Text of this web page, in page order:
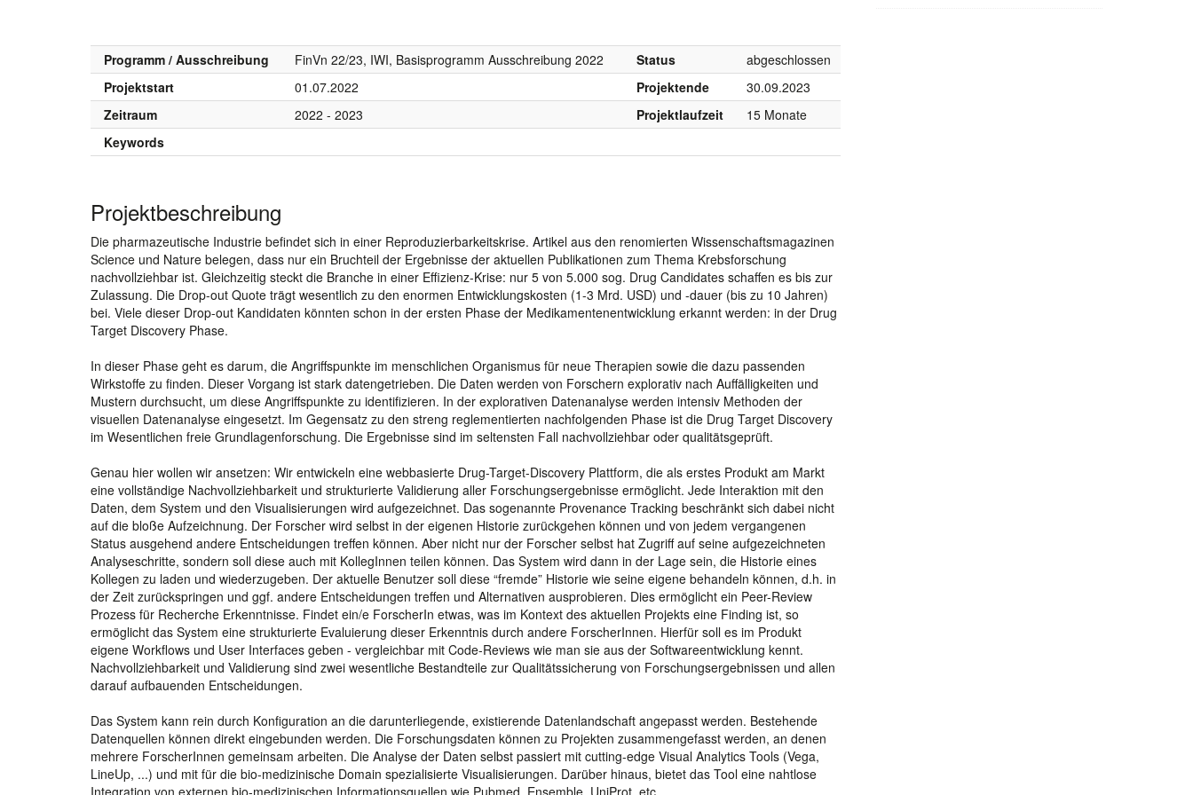
Programm / Ausschreibung FinVn 22/23, IWI, Basisprogramm Ausschreibung 2022 Status
abgeschlossen
Projektstart
01.07.2022 Projektende
30.09.2023
Zeitraum
2022 - 2023 Projektlaufzeit
15 Monate
Keywords
Projektbeschreibung
Die pharmazeutische Industrie befindet sich in einer Reproduzierbarkeitskrise. Artikel aus den renomierten Wissenschaftsmagazinen
Science und Nature belegen, dass nur ein Bruchteil der Ergebnisse der aktuellen Publikationen zum Thema Krebsforschung
nachvollziehbar ist. Gleichzeitig steckt die Branche in einer Effizienz-Krise: nur 5 von 5.000 sog. Drug Candidates schaffen es bis zur
Zulassung. Die Drop-out Quote trägt wesentlich zu den enormen Entwicklungskosten (1-3 Mrd. USD) und -dauer (bis zu 10 Jahren)
bei. Viele dieser Drop-out Kandidaten könnten schon in der ersten Phase der Medikamentenentwicklung erkannt werden: in der Drug
Target Discovery Phase.
In dieser Phase geht es darum, die Angriffspunkte im menschlichen Organismus für neue Therapien sowie die dazu passenden
Wirkstoffe zu finden. Dieser Vorgang ist stark datengetrieben. Die Daten werden von Forschern explorativ nach Auffälligkeiten und
Mustern durchsucht, um diese Angriffspunkte zu identifizieren. In der explorativen Datenanalyse werden intensiv Methoden der
visuellen Datenanalyse eingesetzt. Im Gegensatz zu den streng reglementierten nachfolgenden Phase ist die Drug Target Discovery
im Wesentlichen freie Grundlagenforschung. Die Ergebnisse sind im seltensten Fall nachvollziehbar oder qualitätsgeprüft.
Genau hier wollen wir ansetzen: Wir entwickeln eine webbasierte Drug-Target-Discovery Plattform, die als erstes Produkt am Markt
eine vollständige Nachvollziehbarkeit und strukturierte Validierung aller Forschungsergebnisse ermöglicht. Jede Interaktion mit den
Daten, dem System und den Visualisierungen wird aufgezeichnet. Das sogenannte Provenance Tracking beschränkt sich dabei nicht
auf die bloße Aufzeichnung. Der Forscher wird selbst in der eigenen Historie zurückgehen können und von jedem vergangenen
Status ausgehend andere Entscheidungen treffen können. Aber nicht nur der Forscher selbst hat Zugriff auf seine aufgezeichneten
Analyseschritte, sondern soll diese auch mit KollegInnen teilen können. Das System wird dann in der Lage sein, die Historie eines
Kollegen zu laden und wiederzugeben. Der aktuelle Benutzer soll diese “fremde” Historie wie seine eigene behandeln können, d.h. in
der Zeit zurückspringen und ggf. andere Entscheidungen treffen und Alternativen ausprobieren. Dies ermöglicht ein Peer-Review
Prozess für Recherche Erkenntnisse. Findet ein/e ForscherIn etwas, was im Kontext des aktuellen Projekts eine Finding ist, so
ermöglicht das System eine strukturierte Evaluierung dieser Erkenntnis durch andere ForscherInnen. Hierfür soll es im Produkt
eigene Workflows und User Interfaces geben - vergleichbar mit Code-Reviews wie man sie aus der Softwareentwicklung kennt.
Nachvollziehbarkeit und Validierung sind zwei wesentliche Bestandteile zur Qualitätssicherung von Forschungsergebnissen und allen
darauf aufbauenden Entscheidungen.
Das System kann rein durch Konfiguration an die darunterliegende, existierende Datenlandschaft angepasst werden. Bestehende
Datenquellen können direkt eingebunden werden. Die Forschungsdaten können zu Projekten zusammengefasst werden, an denen
mehrere ForscherInnen gemeinsam arbeiten. Die Analyse der Daten selbst passiert mit cutting-edge Visual Analytics Tools (Vega,
LineUp, ...) und mit für die bio-medizinische Domain spezialisierte Visualisierungen. Darüber hinaus, bietet das Tool eine nahtlose
Integration von externen bio-medizinischen Informationsquellen wie Pubmed, Ensemble, UniProt, etc.